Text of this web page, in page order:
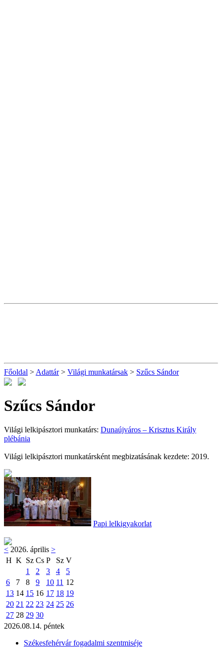
Főoldal > Adattár> Világi munkatársak > Szűcs Sándor
Szűcs Sándor
Világi lelkipásztori munkatárs: Dunaújváros – Krisztus Király
plébánia
Világi lelkipásztori munkatársként megbizatásának kezdete: 2019.
Papi lelkigyakorlat
< 2026. április >
H K Sz Cs P Sz V
1
2 3 4
5
6
7 8 9 10 11 12
13 14 15 16 17 18 19
20 21 22 23 24 25 26
27 28 29 30
2026.08.14. péntek
Székesfehérvár fogadalmi szentmiséje